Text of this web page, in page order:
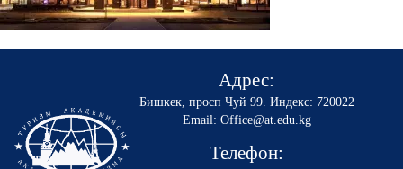
Адрес:
Бишкек, просп Чуй 99. Индекс: 720022
Email: Office@at.edu.kg
Телефон: